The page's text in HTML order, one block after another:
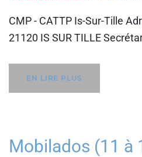
CMP - CATTP Is-Sur-Tille
21120 IS SUR TILLE
EN LIRE PLUS
Mobilados (11 à